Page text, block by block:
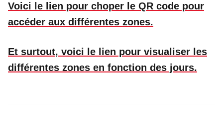
Voici le lien pour choper le QR code pour
accéder aux différentes zones.
Et surtout, voici le lien pour visualiser les
différentes zones en fonction des jours.